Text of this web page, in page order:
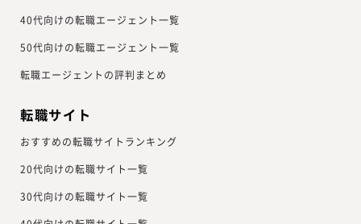
40代向けの転職エージェント一覧
50代向けの転職エージェント一覧
転職エージェントの評判まとめ
転職サイト
おすすめの転職サイトランキング
20代向けの転職サイト一覧
30代向けの転職サイト一覧